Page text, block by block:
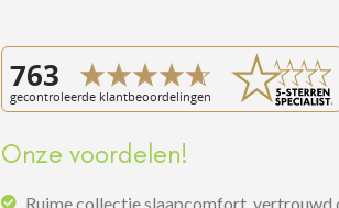
Onze voordelen!
Ruime collectie slaapcomfort, vertrouwd